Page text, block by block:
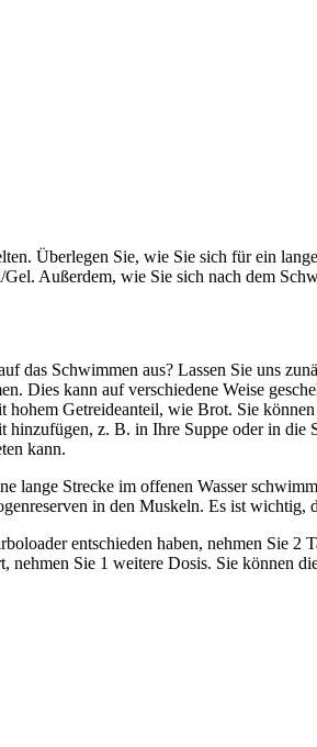
Überlegen Sie, wie Sie sich für ein
Außerdem, wie Sie sich nach dem
das Schwimmen aus? Lassen Sie uns
Dies kann auf verschiedene Weise
Getreideanteil, wie Brot. Sie
z. B. in Ihre Suppe oder in
kann.
lange Strecke im offenen Wasser
in den Muskeln. Es ist wichtig,
entschieden haben, nehmen Sie
Sie 1 weitere Dosis. Sie können